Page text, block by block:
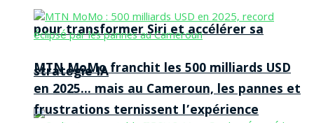
pour transformer Siri et accélérer sa
stratégie IA
MTN MoMo franchit les 500 milliards USD
en 2025… mais au Cameroun, les pannes et
frustrations ternissent l’expérience